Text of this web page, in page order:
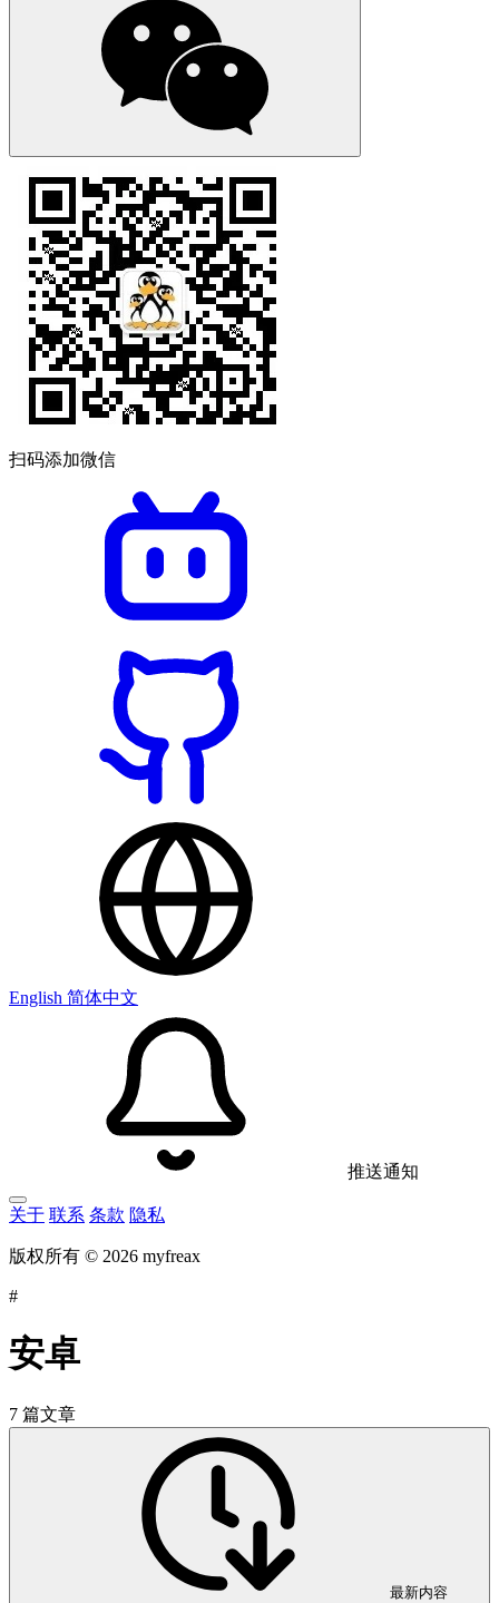
扫码添加微信
English 简体中文
推送通知
关于 联系 条款 隐私
版权所有 © 2026 myfreax
#
安卓
7 篇文章
最新内容